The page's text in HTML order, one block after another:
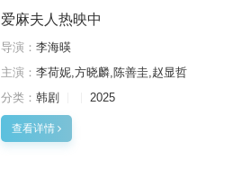
爱麻夫人热映中
导演： 李海暎
主演： 李荷妮,方晓麟,陈善圭,赵显哲
分类： 韩剧 2025
查看详情